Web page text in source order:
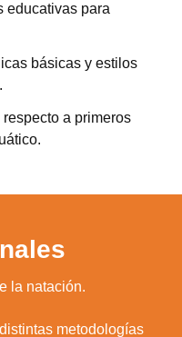
educativas para
básicas y estilos
a primeros
la natación.
metodologías